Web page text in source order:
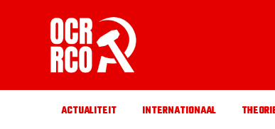
ACTUALITEIT INTERNATIONAAL